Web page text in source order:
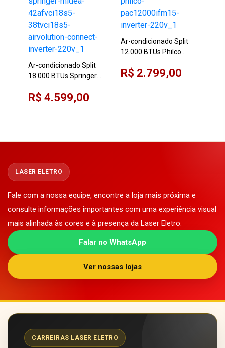
Ar-condicionado Split
18.000 BTUs Springer
42AFVCI18S5/38TVCI18S5
R$ 4.599,00
Ar-condicionado Split
12.000 BTUs Philco
Inverter 220V
R$ 2.799,00
LASER ELETRO
Fale com a nossa equipe, encontre a loja mais próxima e
consulte informações importantes com uma experiência visual
mais alinhada às cores e à presença da Laser Eletro.
Falar no WhatsApp
Ver nossas lojas
CARREIRAS LASER ELETRO